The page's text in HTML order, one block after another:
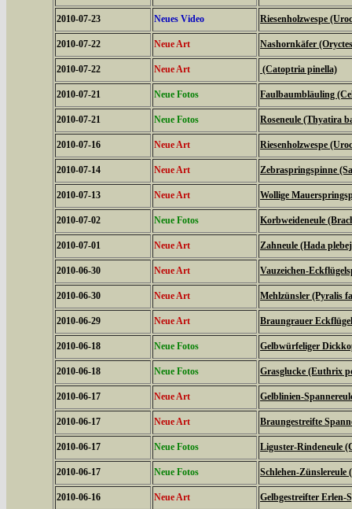
2010-07-23 Neues Video Riesenholzwespe
2010-07-22 Neue Art Nashornkäfer
2010-07-22 Neue Art (Catoptria pinella)
2010-07-21 Neue Fotos Faulbaumbläuling
2010-07-21 Neue Fotos Roseneule (Thyatira
2010-07-16 Neue Art Riesenholzwespe
2010-07-14 Neue Art Zebraspringspinne
2010-07-13 Neue Art Wollige
2010-07-02 Neue Fotos Korbweideneule
2010-07-01 Neue Art Zahneule (Hada
2010-06-30 Neue Art Vauzeichen-
2010-06-30 Neue Art Mehlzünsler (Pyralis
2010-06-29 Neue Art Braungrauer
2010-06-18 Neue Fotos Gelbwürfeliger
2010-06-18 Neue Fotos Grasglucke (Euthrix
2010-06-17 Neue Art Gelblinien-
2010-06-17 Neue Art Braungestreifte
2010-06-17 Neue Fotos Liguster-Rindeneule
2010-06-17 Neue Fotos Schlehen-Zünslereule
2010-06-16 Neue Art Gelbgestreifter Erlen-